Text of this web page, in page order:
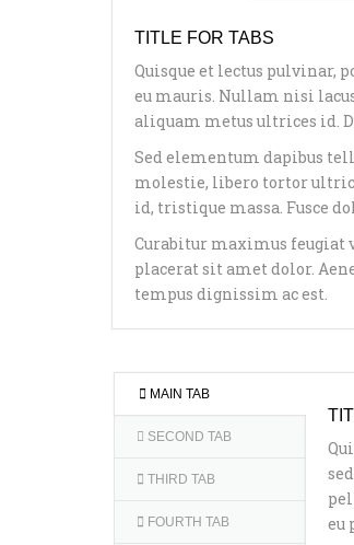
TITLE FOR TABS
Quisque et lectus pulvinar,
eu mauris. Nullam nisi
aliquam metus ultrices id.
Sed elementum dapibus
molestie, libero tortor
id, tristique massa. Fusce
Curabitur maximus feugiat
placerat sit amet dolor.
tempus dignissim ac est.
MAIN TAB
SECOND TAB
THIRD TAB
FOURTH TAB
eu